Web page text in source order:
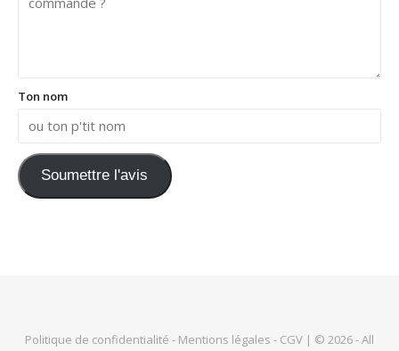
Ton nom
Soumettre l'avis
Politique de confidentialité - Mentions légales - CGV | © 2026 - All